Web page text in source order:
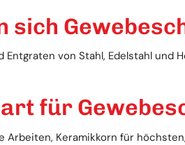
sich
von Stahl, Edelstahl und
für
Arbeiten, Keramikkorn für